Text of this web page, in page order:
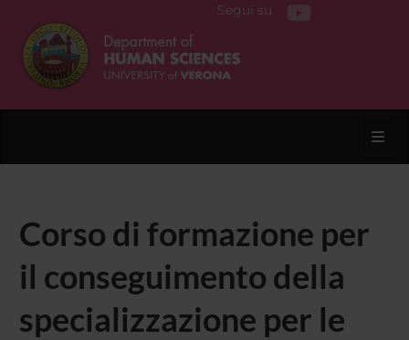
Segui su
Corso di formazione per
il conseguimento della
specializzazione per le